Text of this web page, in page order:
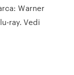
Warner
ray. Vedi